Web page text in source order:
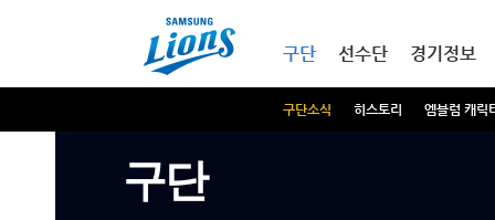
구단
구단소식 히스토리 엠블럼 캐릭
선수단 경기정보
구단